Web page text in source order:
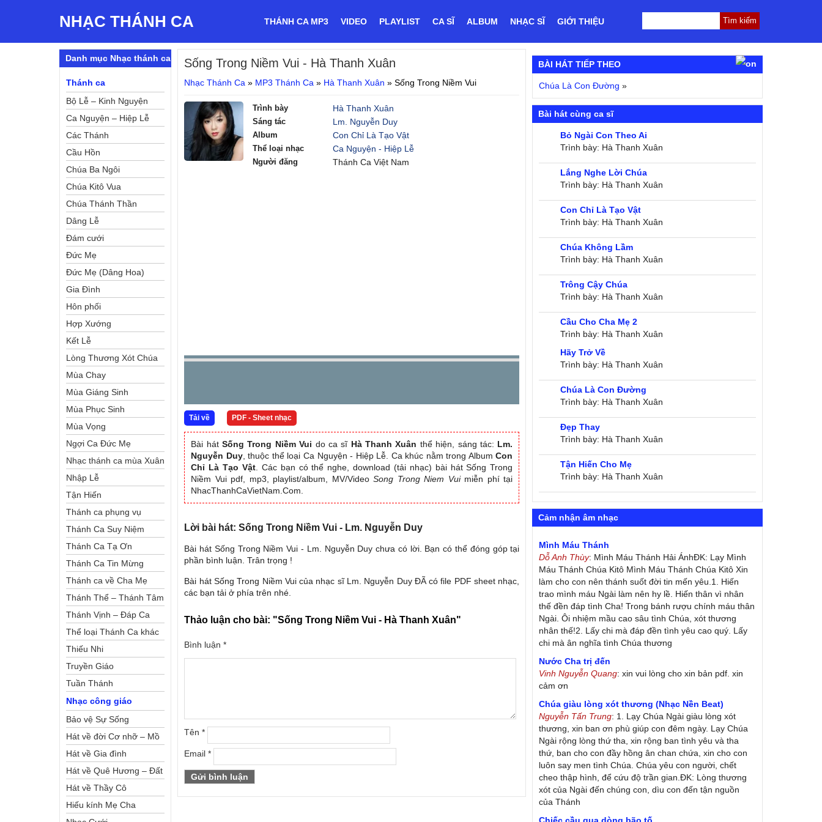
NHẠC THÁNH CA THÁNH CA MP3 VIDEO PLAYLIST CA SĨ ALBUM NHẠC SĨ GIỚI THIỆU
Sống Trong Niềm Vui - Hà Thanh Xuân
Nhạc Thánh Ca » MP3 Thánh Ca » Hà Thanh Xuân »Sống Trong Niềm Vui
Trình bày Hà Thanh Xuân
Sáng tác Lm. Nguyễn Duy
Album Con Chỉ Là Tạo Vật
Thể loại nhạc Ca Nguyện - Hiệp Lễ
Người đăng Thánh Ca Việt Nam
Tải về PDF - Sheet nhạc
Bài hátSống Trong Niềm Vui do ca sĩ Hà Thanh Xuân thể hiện, sáng tác: Lm.
Nguyễn Duy, thuộc thể loại Ca Nguyện - Hiệp Lễ. Ca khúc nằm trong AlbumCon
Chỉ Là Tạo Vật. Các bạn có thể nghe, download (tải nhạc) bài hát Sống Trong
Niềm Vui pdf, mp3, playlist/album, MV/VideoSong Trong Niem Vuimiễn phí tại
NhacThanhCaVietNam.Com.
Lời bài hát: Sống Trong Niềm Vui - Lm. Nguyễn Duy
Bài hát Sống Trong Niềm Vui - Lm. Nguyễn Duy chưa có lời. Bạn có thể đóng góp tại
phần bình luận. Trân trọng !
Bài hát Sống Trong Niềm Vui của nhạc sĩ Lm. Nguyễn Duy ĐÃ có file PDF sheet nhạc,
các bạn tải ở phía trên nhé.
Thảo luận cho bài: "Sống Trong Niềm Vui - Hà Thanh Xuân"
Bình luận*
Tên*
Email*
Danh mục Nhạc thánh ca
Thánh ca
Bộ Lễ – Kinh Nguyện
Ca Nguyện – Hiệp Lễ
Các Thánh
Cầu Hồn
Chúa Ba Ngôi
Chúa Kitô Vua
Chúa Thánh Thần
Dâng Lễ
Đám cưới
Đức Mẹ
Đức Mẹ (Dâng Hoa)
Gia Đình
Hôn phối
Hợp Xướng
Kết Lễ
Lòng Thương Xót Chúa
Mùa Chay
Mùa Giáng Sinh
Mùa Phục Sinh
Mùa Vọng
Ngợi Ca Đức Mẹ
Nhạc thánh ca mùa Xuân
Nhập Lễ
Tận Hiến
Thánh ca phụng vụ
Thánh Ca Suy Niệm
Thánh Ca Tạ Ơn
Thánh Ca Tin Mừng
Thánh ca về Cha Mẹ
Thánh Thể – Thánh Tâm
Thánh Vịnh – Đáp Ca
Thể loại Thánh Ca khác
Thiếu Nhi
Truyền Giáo
Tuần Thánh
Nhạc công giáo
Bảo vệ Sự Sống
Hát về đời Cơ nhỡ – Mồ
côi
Hát về Gia đình
Hát về Quê Hương – Đất
Nước
Hát về Thầy Cô
Hiếu kính Mẹ Cha
BÀI HÁT TIẾP THEO
Chúa Là Con Đường »
Bài hát cùng ca sĩ
Bỏ Ngài Con Theo Ai
Trình bày: Hà Thanh Xuân
Lắng Nghe Lời Chúa
Trình bày: Hà Thanh Xuân
Con Chỉ Là Tạo Vật
Trình bày: Hà Thanh Xuân
Chúa Không Lầm
Trình bày: Hà Thanh Xuân
Trông Cậy Chúa
Trình bày: Hà Thanh Xuân
Cầu Cho Cha Mẹ 2
Trình bày: Hà Thanh Xuân
Hãy Trở Về
Trình bày: Hà Thanh Xuân
Chúa Là Con Đường
Trình bày: Hà Thanh Xuân
Đẹp Thay
Trình bày: Hà Thanh Xuân
Tận Hiến Cho Mẹ
Trình bày: Hà Thanh Xuân
Cảm nhận âm nhạc
Mình Máu Thánh
Dỗ Anh Thùy: Mình Máu Thánh Hải ÁnhĐK: Lạy Mình
Máu Thánh Chúa Kitô Mình Máu Thánh Chúa Kitô Xin
làm cho con nên thánh suốt đời tin mến yêu.1. Hiến
trao mình máu Ngài làm nên hy lề. Hiến thân vì nhân
thế đền đáp tình Cha! Trong bánh rượu chính máu thân
Ngài. Ôi nhiệm mầu cao sâu tình Chúa, xót thương
nhân thế!2. Lấy chi mà đáp đền tình yêu cao quý. Lấy
chi mà ân nghĩa tình Chúa thương
Nước Cha trị đến
Vinh Nguyễn Quang: xin vui lòng cho xin bản pdf. xin
cảm ơn
Chúa giàu lòng xót thương (Nhạc Nền Beat)
Nguyễn Tấn Trung: 1. Lạy Chúa Ngài giàu lòng xót
thương, xin ban ơn phù giúp con đêm ngày. Lạy Chúa
Ngài rộng lòng thứ tha, xin rộng ban tình yêu và tha
thứ, ban cho con đầy hồng ân chan chứa, xin cho con
luôn say men tình Chúa. Chúa yêu con người, chết
cheo thập hình, để cứu độ trần gian.ĐK: Lòng thương
xót của Ngài đến chúng con, dìu con đến tận nguồn
của Thánh